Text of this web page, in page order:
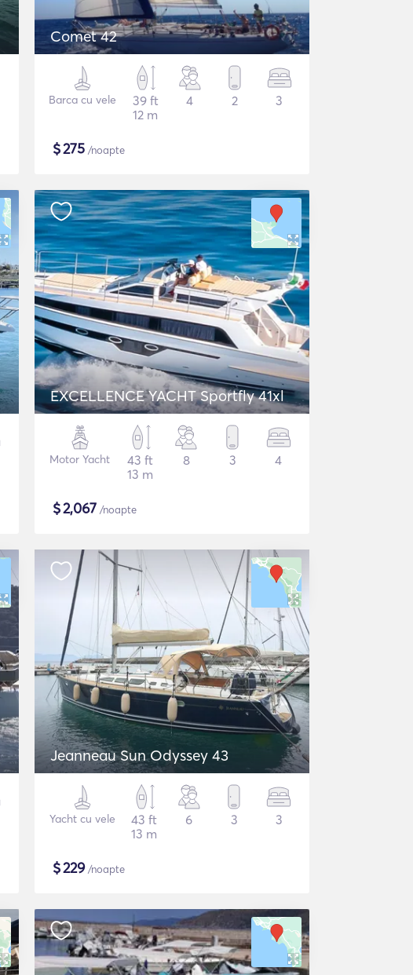
Comet 42
Barca cu vele
39 ft
12 m
4 2 3
$275 /noapte
EXCELLENCE YACHT Sportfly 41xl
Motor Yacht
43 ft
13 m
8 3 4
$2,067 /noapte
Jeanneau Sun Odyssey 43
Yacht cu vele
43 ft
13 m
6 3 3
$229/noapte